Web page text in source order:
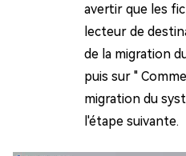
avertir que les
lecteur de
de la migration
puis sur "
migration du
l'étape suivante.